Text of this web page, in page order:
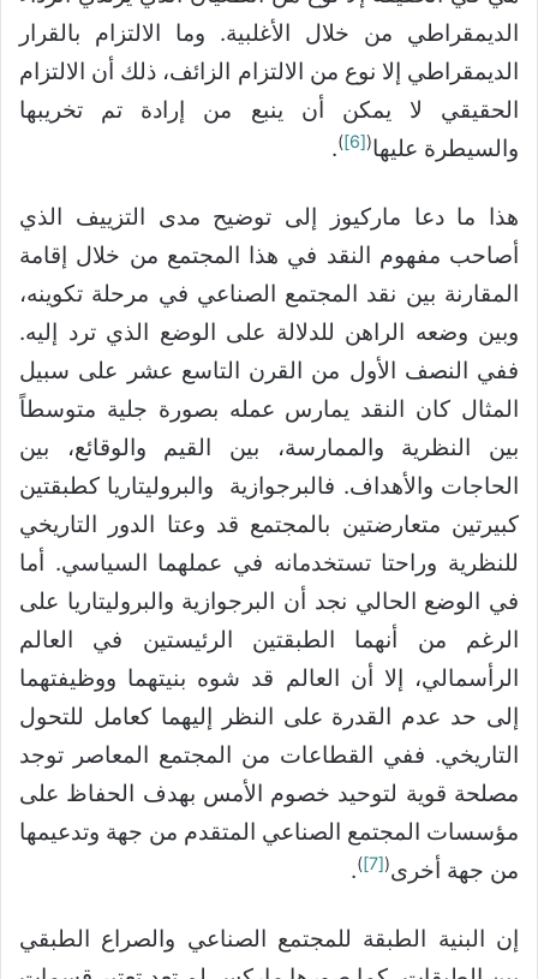
الديمقراطي من خلال الأغلبية. وما الالتزام بالقرار
الديمقراطي إلا نوع من الالتزام الزائف، ذلك أن الالتزام
الحقيقي لا يمكن أن ينبع من إرادة تم تخريبها
والسيطرة عليها(
[6]
)
.
هذا ما دعا ماركيوز إلى توضيح مدى التزييف الذي
أصاحب مفهوم النقد في هذا المجتمع من خلال إقامة
المقارنة بين نقد المجتمع الصناعي في مرحلة تكوينه،
وبين وضعه الراهن للدلالة على الوضع الذي ترد إليه.
ففي النصف الأول من القرن التاسع عشر على سبيل
المثال كان النقد يمارس عمله بصورة جلية متوسطاً
بين النظرية والممارسة، بين القيم والوقائع، بين
الحاجات والأهداف. فالبرجوازية والبروليتاريا كطبقتين
كبيرتين متعارضتين بالمجتمع قد وعتا الدور التاريخي
للنظرية وراحتا تستخدمانه في عملهما السياسي. أما
في الوضع الحالي نجد أن البرجوازية والبروليتاريا على
الرغم من أنهما الطبقتين الرئيستين في العالم
الرأسمالي، إلا أن العالم قد شوه بنيتهما ووظيفتهما
إلى حد عدم القدرة على النظر إليهما كعامل للتحول
التاريخي. ففي القطاعات من المجتمع المعاصر توجد
مصلحة قوية لتوحيد خصوم الأمس بهدف الحفاظ على
مؤسسات المجتمع الصناعي المتقدم من جهة وتدعيمها
من جهة أخرى(
[7]
)
.
إن البنية الطبقة للمجتمع الصناعي والصراع الطبقي